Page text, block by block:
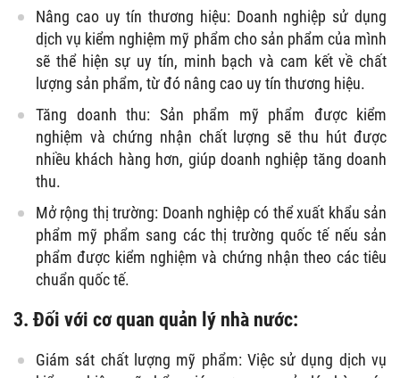
Nâng cao uy tín thương hiệu: Doanh nghiệp sử dụng
dịch vụ kiểm nghiệm mỹ phẩm cho sản phẩm của mình
sẽ thể hiện sự uy tín, minh bạch và cam kết về chất
lượng sản phẩm, từ đó nâng cao uy tín thương hiệu.
Tăng doanh thu: Sản phẩm mỹ phẩm được kiểm
nghiệm và chứng nhận chất lượng sẽ thu hút được
nhiều khách hàng hơn, giúp doanh nghiệp tăng doanh
thu.
Mở rộng thị trường: Doanh nghiệp có thể xuất khẩu sản
phẩm mỹ phẩm sang các thị trường quốc tế nếu sản
phẩm được kiểm nghiệm và chứng nhận theo các tiêu
chuẩn quốc tế.
3. Đối với cơ quan quản lý nhà nước:
Giám sát chất lượng mỹ phẩm: Việc sử dụng dịch vụ